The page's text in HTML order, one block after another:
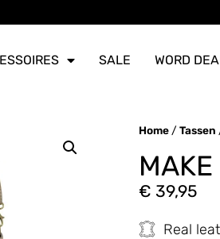
SALE WORD
Home / Tassen
€ 39,95
Real